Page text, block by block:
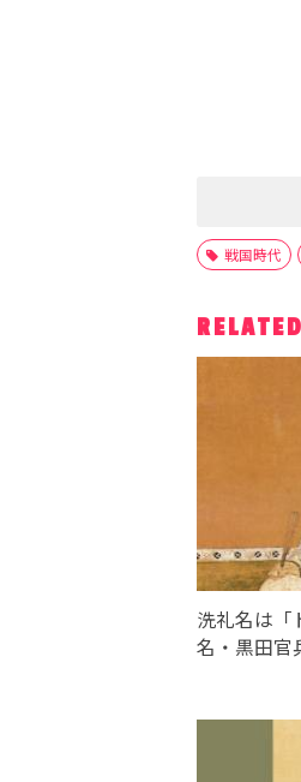
戦国時代
RELATED
洗礼名は「
名・黒田官